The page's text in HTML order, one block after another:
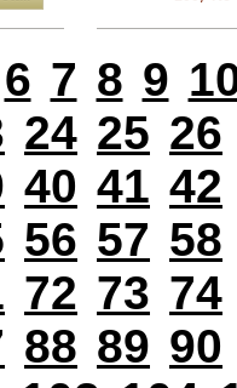
6 7 8 9
24 25 26
40 41 42
56 57 58
72 73 74
88 89 90